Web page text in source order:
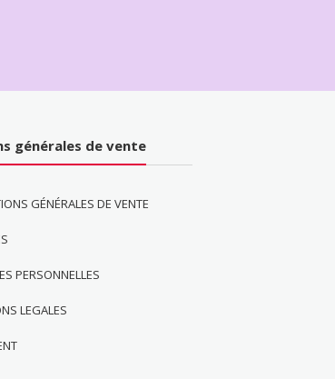
générales de vente
GÉNÉRALES DE VENTE
PERSONNELLES
LEGALES